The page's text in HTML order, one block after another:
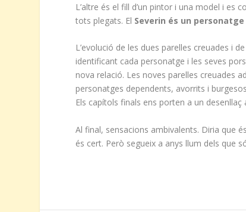
L’altre és el fill d’un pintor i una model i es
tots plegats. El Severin és un personatge
L’evolució de les dues parelles creuades i
identificant cada personatge i les seves
nova relació. Les noves parelles creuades
personatges dependents, avorrits i
Els capítols finals ens porten a un
Al final, sensacions ambivalents. Diria que
és cert. Però segueix a anys llum dels que